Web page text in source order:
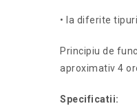
• la diferite
Principiu de
aproximativ 4
Specificatii: